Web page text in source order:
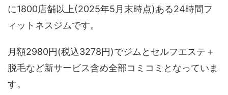
に1800店舗以上(2025年5月末時点)ある24時間フ
ィットネスジムです。
月額2980円(税込3278円)でジムとセルフエステ＋
脱毛など新サービス含め全部コミコミとなっていま
す。